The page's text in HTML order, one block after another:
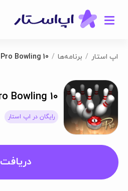
اپ استار برنامه‌ها 10 Pin Shuffle Pro Bowling
10 Pin Shuffle Pro Bowling
رایگان در اپ استار
دریافت